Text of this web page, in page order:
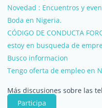
Novedad : Encuentros y
Boda en Nigeria.
CÓDIGO DE CONDUCTA
estoy en busqueda de
Busco informacion
Tengo oferta de empleo en
Más discusiones sobre las
Participa